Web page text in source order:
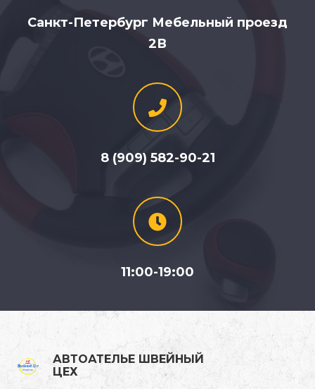
Санкт-Петербург Мебельный проезд
2В
8 (909) 582-90-21
11:00-19:00
АВТОАТЕЛЬЕ ШВЕЙНЫЙ
ЦЕХ